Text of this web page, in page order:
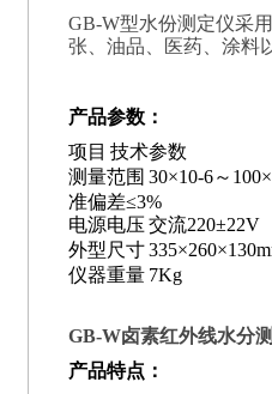
GB-W型水份测定仪采
张、油品、医药、涂料
产品参数 ：
项目 技术参数
测量范围 30×10-6～ 100×
准偏差≤3%
电源电压 交流220±22V
外型尺寸335×260×
仪器重量 7Kg
GB-W卤素红外线水分
产品特点：